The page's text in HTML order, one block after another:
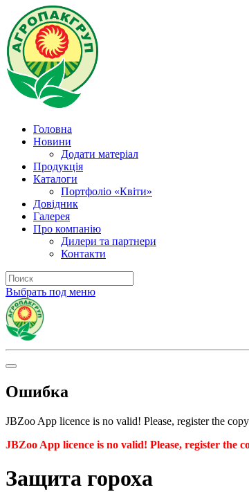
Головна
Новини
Додати матеріал
Продукція
Каталоги
Портфоліо «Квіти»
Довідник
Галерея
Про компанію
Дилери та партнери
Контакти
Выбрать под меню
Ошибка
JBZoo App licence is no valid! Please, register the
JBZoo App licence is no valid! Please, register the
Защита гороха